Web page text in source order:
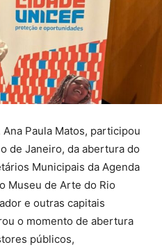
Paula Matos, participou
de Janeiro, da abertura do
Municipais da Agenda
Museu de Arte do Rio
e outras capitais
o momento de abertura
públicos,